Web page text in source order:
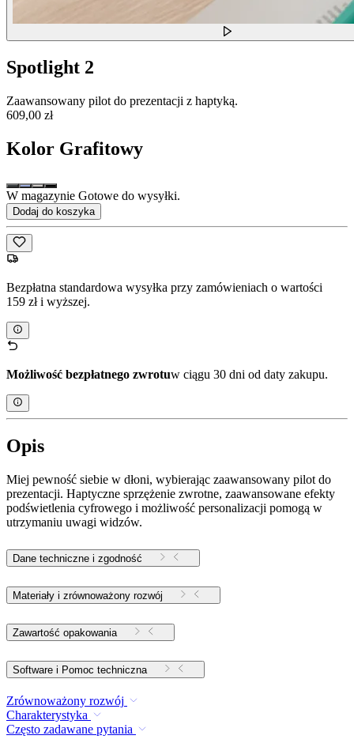
Spotlight 2
Zaawansowany pilot do prezentacji z haptyką.
609,00 zł
Kolor Grafitowy
W magazynie Gotowe do wysyłki.
Dodaj do koszyka
Bezpłatna standardowa wysyłka przy zamówieniach o wartości
159 zł i wyższej.
Możliwość bezpłatnego zwrotuw ciągu 30 dni od daty zakupu.
Opis
Miej pewność siebie w dłoni, wybierając zaawansowany pilot do
prezentacji. Haptyczne sprzężenie zwrotne, zaawansowane efekty
podświetlenia cyfrowego i możliwość personalizacji pomogą w
utrzymaniu uwagi widzów.
Dane techniczne i zgodność
Materiały i zrównoważony rozwój
Zawartość opakowania
Software i Pomoc techniczna
Zrównoważony rozwój
Charakterystyka
Często zadawane pytania